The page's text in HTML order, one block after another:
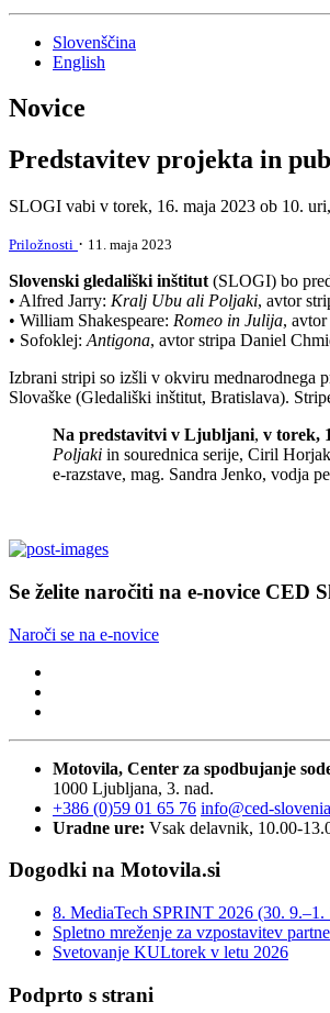
Slovenščina
English
Novice
Predstavitev projekta in
SLOGI vabi v torek, 16. maja 2023 ob 10.
Priložnosti · 11. maja 2023
Slovenski gledališki inštitut (SLOGI) bo
• Alfred Jarry: Kralj Ubu ali Poljaki, avtor
• William Shakespeare: Romeo in Julija,
• Sofoklej: Antigona, avtor stripa Daniel
Izbrani stripi so izšli v okviru mednarodnega
Slovaške (Gledališki inštitut, Bratislava).
Na predstavitvi v Ljubljani, v torek,
Poljaki in sourednica serije, Ciril
e-razstave, mag. Sandra Jenko, vodja
Se želite naročiti na e-novice CED
Naroči se na e-novice
Motovila, Center za spodbujanje
1000 Ljubljana, 3. nad.
+386 (0)59 01 65 76 info@ced-
Uradne ure: Vsak delavnik, 10.00-
Dogodki na Motovila.si
8. MediaTech SPRINT 2026 (30. 9.–1.
Spletno mreženje za vzpostavitev
Svetovanje KULtorek v letu 2026
Podprto s strani